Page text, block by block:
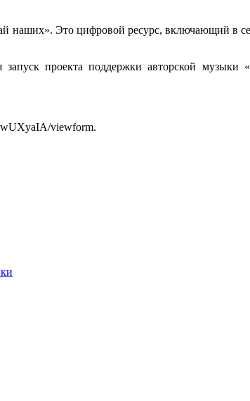
наших». Это цифровой ресурс, включающий в
проекта поддержки авторской
viewform.